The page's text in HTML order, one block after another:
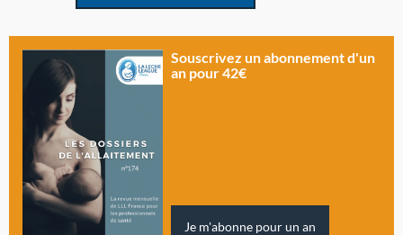
Souscrivez un abonnement d'un
an pour 42€
Je m'abonne pour un an